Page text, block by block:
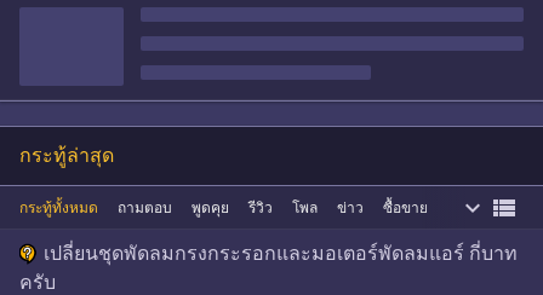
กระทู้ล่าสุด
กระทู้ทั้งหมด ถามตอบ พูดคุย รีวิว โพล ข่าว ซื้อขาย  
เปลี่ยนชุดพัดลมกรงกระรอกและมอเตอร์พัดลมแอร์ กี่บาท
ครับ